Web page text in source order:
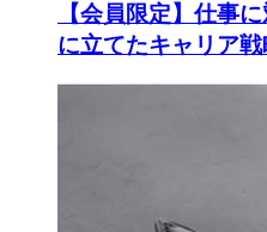
【会員限定】仕事
に立てたキャリア戦